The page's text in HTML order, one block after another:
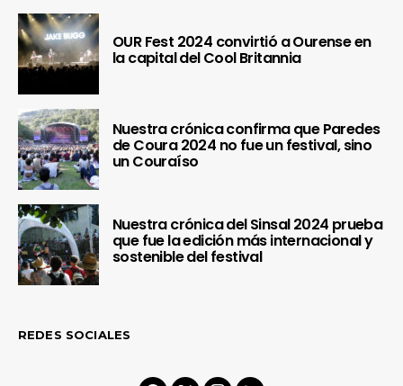
OUR Fest 2024 convirtió a Ourense en
la capital del Cool Britannia
Nuestra crónica confirma que Paredes
de Coura 2024 no fue un festival, sino
un Couraíso
Nuestra crónica del Sinsal 2024 prueba
que fue la edición más internacional y
sostenible del festival
REDES SOCIALES